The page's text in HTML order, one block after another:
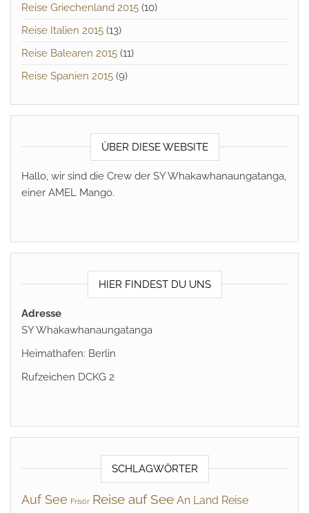
Reise Griechenland 2015 (10)
Reise Italien 2015 (13)
Reise Balearen 2015 (11)
Reise Spanien 2015 (9)
ÜBER DIESE WEBSITE
Hallo, wir sind die Crew der SY Whakawhanaungatanga,
einer AMEL Mango.
HIER FINDEST DU UNS
Adresse
SY Whakawhanaungatanga
Heimathafen: Berlin
Rufzeichen DCKG 2
SCHLAGWÖRTER
Auf See Frisör Reise auf See An Land Reise